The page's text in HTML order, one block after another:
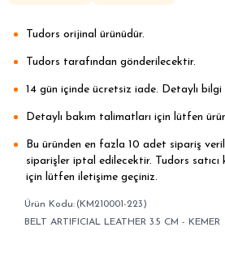
Tudors orijinal ürünüdür.
Tudors tarafından gönderilecektir.
14 gün içinde ücretsiz iade. Detaylı bilgi
Detaylı bakım talimatları için lütfen
Bu üründen en fazla 10 adet sipariş
siparişler iptal edilecektir. Tudors
için lütfen iletişime geçiniz.
(KM210001-223)
BELT ARTIFICIAL LEATHER 3.5 CM - KEMER